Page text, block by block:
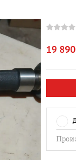
19 890